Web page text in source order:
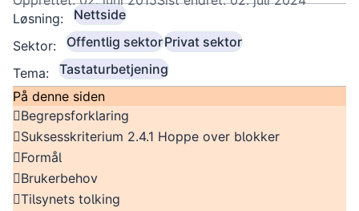
Løsning:
Nettside
Sektor:
Offentlig sektorPrivat sektor
Tema:
Tastaturbetjening
På denne siden
Begrepsforklaring
Suksesskriterium 2.4.1 Hoppe over blokker
Formål
Brukerbehov
Tilsynets tolking